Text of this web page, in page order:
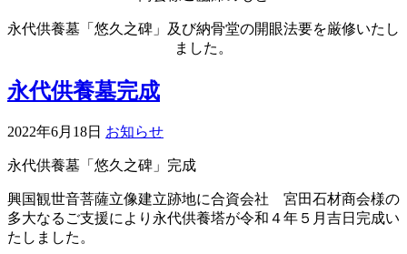
永代供養墓「悠久之碑」及び納骨堂の開眼法要を厳修いたし
ました。
永代供養墓完成
2022年6月18日 お知らせ
永代供養墓「悠久之碑」完成
興国観世音菩薩立像建立跡地に合資会社 宮田石材商会様の
多大なるご支援により永代供養塔が令和４年５月吉日完成い
たしました。